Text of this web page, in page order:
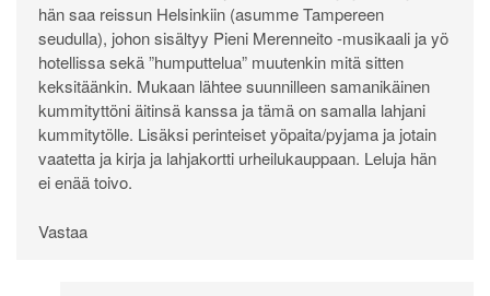
hän saa reissun Helsinkiin (asumme Tampereen
seudulla), johon sisältyy Pieni Merenneito -musikaali ja yö
hotellissa sekä ”humputtelua” muutenkin mitä sitten
keksitäänkin. Mukaan lähtee suunnilleen samanikäinen
kummityttöni äitinsä kanssa ja tämä on samalla lahjani
kummitytölle. Lisäksi perinteiset yöpaita/pyjama ja jotain
vaatetta ja kirja ja lahjakortti urheilukauppaan. Leluja hän
ei enää toivo.
Vastaa